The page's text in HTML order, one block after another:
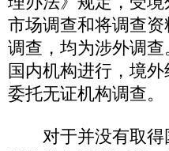
市场调查和将调查
调查，均为涉外调
国内机构进行，境
委托无证机构调查。
对于并没有取得